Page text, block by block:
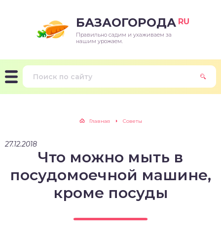
БАЗАОГОРОДА RU
Правильно садим и ухаживаем за
нашим урожаем.
Главная Советы
27.12.2018
Что можно мыть в
посудомоечной машине,
кроме посуды